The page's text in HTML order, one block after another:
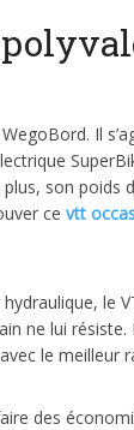
Il
son poids
ce vtt
le
ne lui
le meilleur
des